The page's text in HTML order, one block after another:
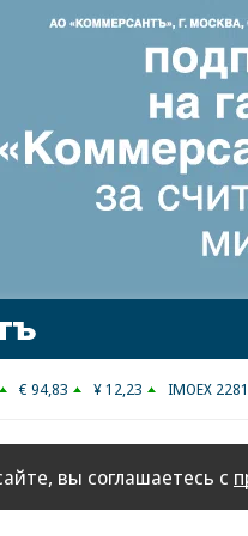
€ 94,83 ¥ 12,23 IMOEX
вы соглашаетесь с